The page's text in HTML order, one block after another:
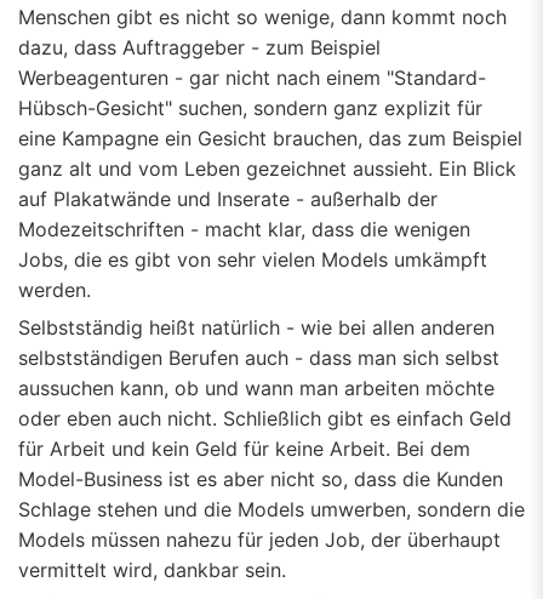
Menschen gibt es nicht so wenige, dann kommt noch
dazu, dass Auftraggeber - zum Beispiel
Werbeagenturen - gar nicht nach einem "Standard-
Hübsch-Gesicht" suchen, sondern ganz explizit für
eine Kampagne ein Gesicht brauchen, das zum Beispiel
ganz alt und vom Leben gezeichnet aussieht. Ein Blick
auf Plakatwände und Inserate - außerhalb der
Modezeitschriften - macht klar, dass die wenigen
Jobs, die es gibt von sehr vielen Models umkämpft
werden.
Selbstständig heißt natürlich - wie bei allen anderen
selbstständigen Berufen auch - dass man sich selbst
aussuchen kann, ob und wann man arbeiten möchte
oder eben auch nicht. Schließlich gibt es einfach Geld
für Arbeit und kein Geld für keine Arbeit. Bei dem
Model-Business ist es aber nicht so, dass die Kunden
Schlage stehen und die Models umwerben, sondern die
Models müssen nahezu für jeden Job, der überhaupt
vermittelt wird, dankbar sein.